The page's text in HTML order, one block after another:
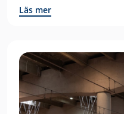
Läs mer